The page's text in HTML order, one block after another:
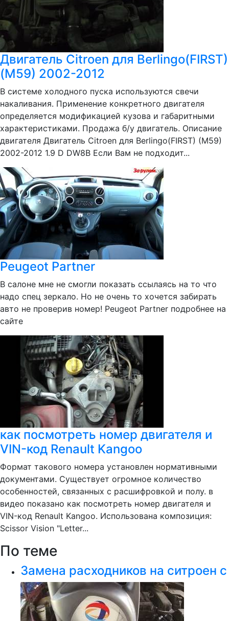
Двигатель Citroen для Berlingo(FIRST)
(M59) 2002-2012
В системе холодного пуска используются свечи
накаливания. Применение конкретного двигателя
определяется модификацией кузова и габаритными
характеристиками. Продажа б/у двигатель. Описание
двигателя Двигатель Citroen для Berlingo(FIRST) (M59)
2002-2012 1.9 D DW8B Если Вам не подходит...
Peugeot Partner
В салоне мне не смогли показать ссылаясь на то что
надо спец зеркало. Но не очень то хочется забирать
авто не проверив номер! Peugeot Partner подробнее на
сайте
как посмотреть номер двигателя и
VIN-код Renault Kangoo
Формат такового номера установлен нормативными
документами. Существует огромное количество
особенностей, связанных с расшифровкой и полу. в
видео показано как посмотреть номер двигателя и
VIN-код Renault Kangoo. Использована композиция:
Scissor Vision "Letter...
По теме
Замена расходников на ситроен с